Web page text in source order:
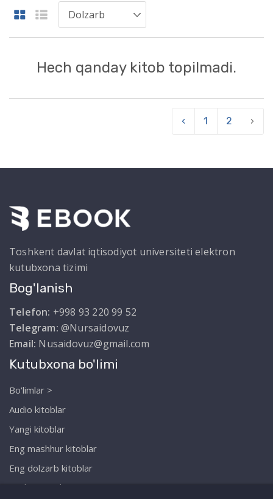
Hech qanday kitob topilmadi.
‹ 1 2 ›
Toshkent davlat iqtisodiyot universiteti elektron
kutubxona tizimi
Bog'lanish
Telefon: +998 93 220 99 52
Telegram: @Nursaidovuz
Email: Nusaidovuz@gmail.com
Kutubxona bo'limi
Bo'limlar >
Audio kitoblar
Yangi kitoblar
Eng mashhur kitoblar
Eng dolzarb kitoblar
Biz haqimizda